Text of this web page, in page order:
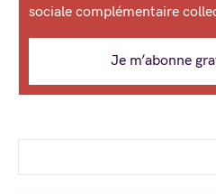
sociale complémentaire
Je m’abonne